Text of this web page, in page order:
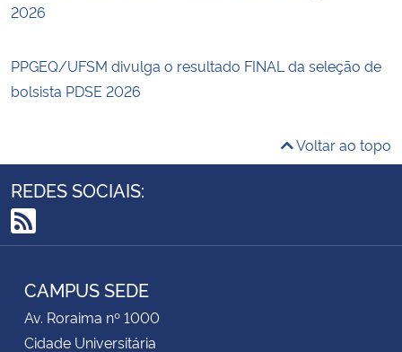
2026
PPGEQ/UFSM divulga o resultado FINAL da seleção de
bolsista PDSE 2026
Voltar ao topo
REDES SOCIAIS:
RSS
CAMPUS SEDE
Av. Roraima nº 1000
Cidade Universitária